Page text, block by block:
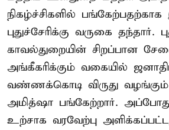
நிகழ்ச்சிகளில்
புதுச்சேரிக்கு வருகை தந்தார்.
காவல்துறையின் சிறப்பான
அங்கீகரிக்கும் வகையில்
வண்ணக்கொடி விருது வழங்கும்
அமித்ஷா பங்கேற்றார்.
உற்சாக வரவேற்பு